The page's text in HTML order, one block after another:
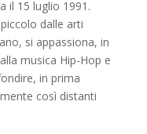
il 15 luglio 1991.
dalle arti
si appassiona, in
musica Hip-Hop e
in prima
così distanti